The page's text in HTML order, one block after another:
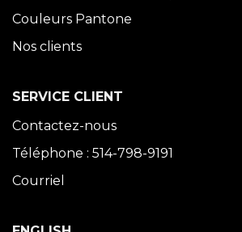
Couleurs Pantone
Nos clients
SERVICE CLIENT
Contactez-nous
Téléphone : 514-798-9191
Courriel